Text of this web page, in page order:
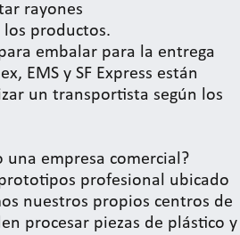
rayones
productos.
embalar para la entrega
EMS y SF Express están
un transportista según los
una empresa comercial?
profesional ubicado
nuestros propios centros de
procesar piezas de plástico y